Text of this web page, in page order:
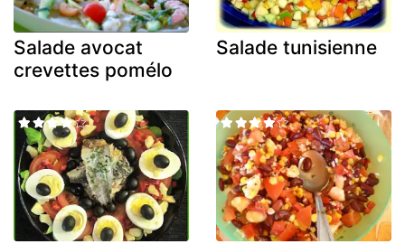
Salade avocat
crevettes pomélo
Salade tunisienne